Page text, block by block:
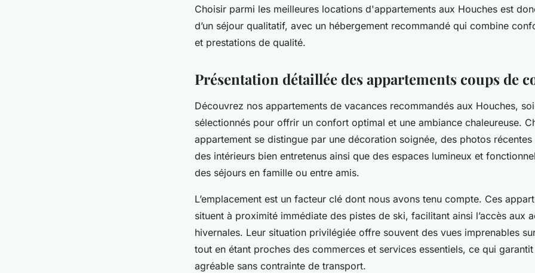
Choisir parmi les meilleures locations d'appartements aux Houches est
d’un séjour qualitatif, avec un hébergement recommandé qui combine
et prestations de qualité.
Présentation détaillée des appartements coups de
Découvrez nos appartements de vacances recommandés aux Houches,
sélectionnés pour offrir un confort optimal et une ambiance chaleureuse.
appartement se distingue par une décoration soignée, des photos
des intérieurs bien entretenus ainsi que des espaces lumineux et
des séjours en famille ou entre amis.
L’emplacement est un facteur clé dont nous avons tenu compte. Ces
situent à proximité immédiate des pistes de ski, facilitant ainsi l’accès aux
hivernales. Leur situation privilégiée offre souvent des vues imprenables
tout en étant proches des commerces et services essentiels, ce qui
agréable sans contrainte de transport.